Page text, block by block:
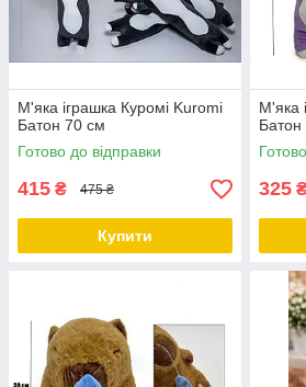
М'яка іграшка Куромі Kuromi
Батон 70 см
Готово до відправки
415 ₴ 475 ₴
Купити
М'яка
325